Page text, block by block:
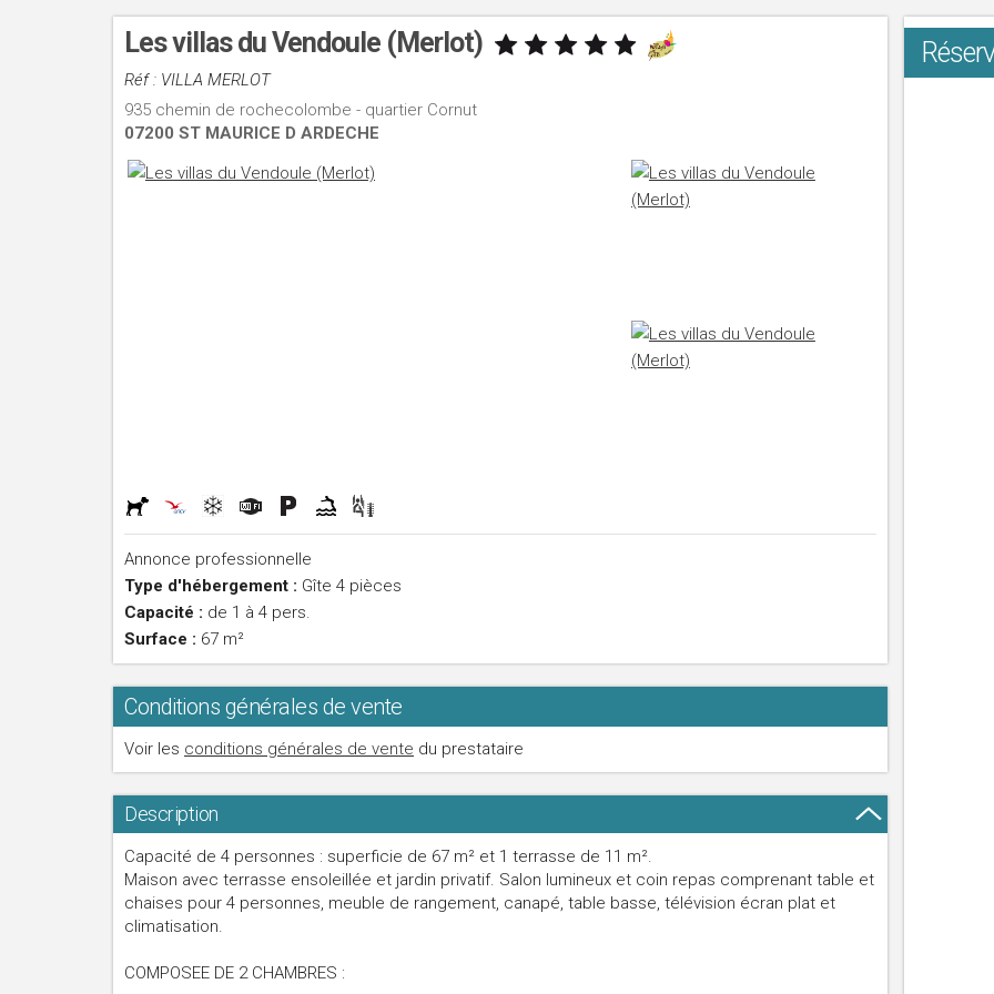
Les villas du Vendoule (Merlot)
Réf : VILLA MERLOT
935 chemin de rochecolombe - quartier Cornut
07200 ST MAURICE D ARDECHE
Annonce professionnelle
Type d'hébergement : Gîte 4 pièces
Capacité : de 1 à 4 pers.
Surface : 67 m²
Conditions générales de vente
Voir les conditions générales de vente du prestataire
Description
Capacité de 4 personnes : superficie de 67 m² et 1 terrasse de 11 m².
Maison avec terrasse ensoleillée et jardin privatif. Salon lumineux et coin repas comprenant table et
chaises pour 4 personnes, meuble de rangement, canapé, table basse, télévision écran plat et
climatisation.
COMPOSEE DE 2 CHAMBRES :